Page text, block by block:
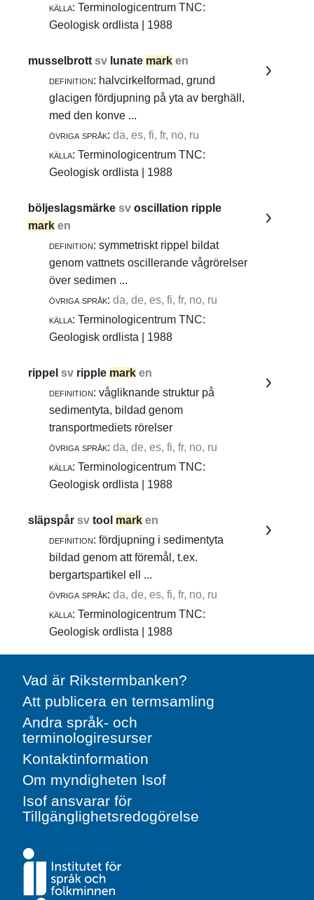
källa: Terminologicentrum TNC:
Geologisk ordlista | 1988
musselbrottsv lunate mark en
definition: halvcirkelformad, grund
glacigen fördjupning på yta av berghäll,
med den konve ...
övriga språk: da, es, fi, fr, no, ru
källa: Terminologicentrum TNC:
Geologisk ordlista | 1988
böljeslagsmärkesvoscillation ripple
mark en
definition: symmetriskt rippel bildat
genom vattnets oscillerande vågrörelser
över sedimen ...
övriga språk: da, de, es, fi, fr, no, ru
källa: Terminologicentrum TNC:
Geologisk ordlista | 1988
rippelsv ripple mark en
definition: vågliknande struktur på
sedimentyta, bildad genom
transportmediets rörelser
övriga språk: da, de, es, fi, fr, no, ru
källa: Terminologicentrum TNC:
Geologisk ordlista | 1988
släpspårsvtool mark en
definition: fördjupning i sedimentyta
bildad genom att föremål, t.ex.
bergartspartikel ell ...
övriga språk: da, de, es, fi, fr, no, ru
källa: Terminologicentrum TNC:
Geologisk ordlista | 1988
Vad är Rikstermbanken?
Att publicera en termsamling
Andra språk- och
terminologiresurser
Kontaktinformation
Om myndigheten Isof
Isof ansvarar för
Tillgänglighetsredogörelse